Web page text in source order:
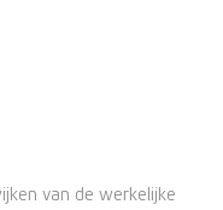
van de werkelijke